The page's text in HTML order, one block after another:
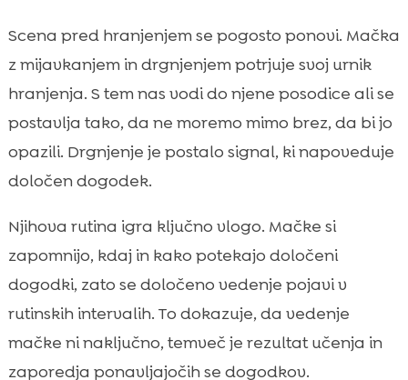
Scena pred hranjenjem se pogosto ponovi. Mačka
z mijavkanjem in drgnjenjem potrjuje svoj urnik
hranjenja. S tem nas vodi do njene posodice ali se
postavlja tako, da ne moremo mimo brez, da bi jo
opazili. Drgnjenje je postalo signal, ki napoveduje
določen dogodek.
Njihova rutina igra ključno vlogo. Mačke si
zapomnijo, kdaj in kako potekajo določeni
dogodki, zato se določeno vedenje pojavi v
rutinskih intervalih. To dokazuje, da vedenje
mačke ni naključno, temveč je rezultat učenja in
zaporedja ponavljajočih se dogodkov.